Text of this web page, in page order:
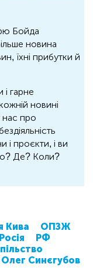
Бойда
новина
їхні прибутки й
гарне
новині
нас про
і проєкти, і ви
Де? Коли?
Кива
ОПЗЖ
Росія
РФ
Олег Синєгубов